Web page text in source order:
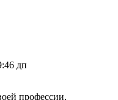
дп
профессии,